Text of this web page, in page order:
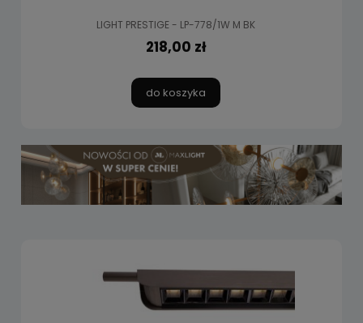
LIGHT PRESTIGE - LP-778/1W M BK
218,00 zł
do koszyka